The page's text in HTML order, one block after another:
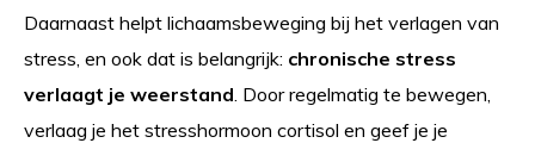
Daarnaast helpt lichaamsbeweging bij het verlagen van
stress, en ook dat is belangrijk: chronische stress
verlaagt je weerstand . Door regelmatig te bewegen,
verlaag je het stresshormoon cortisol en geef je je